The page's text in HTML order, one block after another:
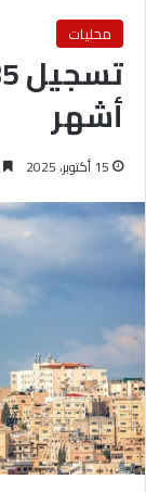
محليات
أشهر
15 أكتوبر، 2025